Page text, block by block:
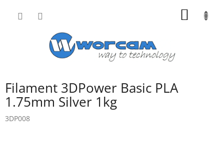
Filament 3DPower Basic PLA
1.75mm Silver 1kg
3DP008